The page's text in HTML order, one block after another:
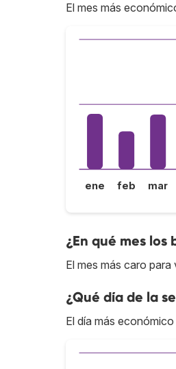
El mes más
ene feb mar
¿En qué mes
El mes más caro
¿Qué día de la
El día más